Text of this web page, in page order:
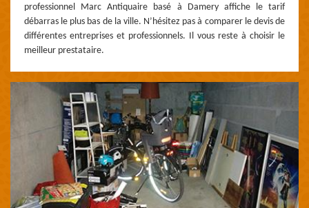
professionnel Marc Antiquaire basé à Damery affiche le tarif
débarras le plus bas de la ville. N’hésitez pas à comparer le devis de
différentes entreprises et professionnels. Il vous reste à choisir le
meilleur prestataire.